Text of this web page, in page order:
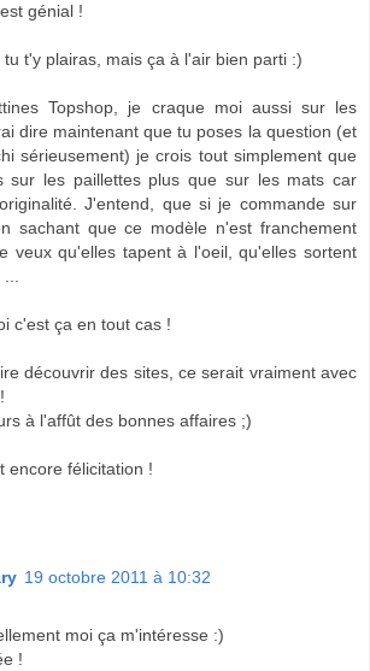
génial !
t'y plairas, mais ça à l'air bien parti :)
Topshop, je craque moi aussi sur les
dire maintenant que tu poses la question (et
sérieusement) je crois tout simplement que
sur les paillettes plus que sur les mats car
J'entend, que si je commande sur
sachant que ce modèle n'est franchement
veux qu'elles tapent à l'oeil, qu'elles sortent
...
c'est ça en tout cas !
découvrir des sites, ce serait vraiment avec
à l'affût des bonnes affaires ;)
encore félicitation !
19 octobre 2011 à 10:32
moi ça m'intéresse :)
!